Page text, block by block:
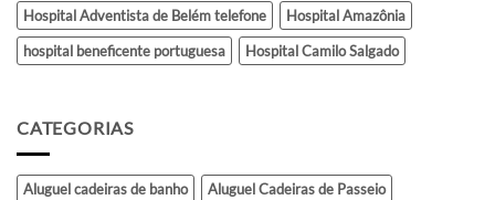
Hospital Adventista de Belém telefone
Hospital Amazônia
hospital beneficente portuguesa
Hospital Camilo Salgado
CATEGORIAS
Aluguel cadeiras de banho
Aluguel Cadeiras de Passeio